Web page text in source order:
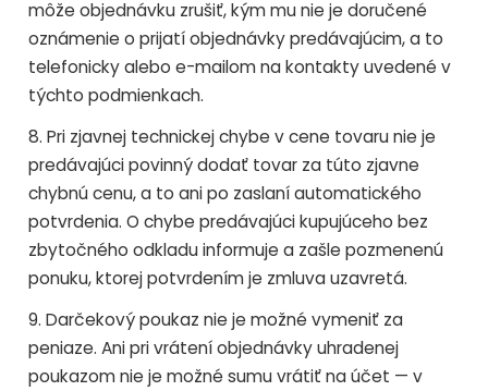
môže objednávku zrušiť, kým mu nie je doručené
oznámenie o prijatí objednávky predávajúcim, a to
telefonicky alebo e-mailom na kontakty uvedené v
týchto podmienkach.
8. Pri zjavnej technickej chybe v cene tovaru nie je
predávajúci povinný dodať tovar za túto zjavne
chybnú cenu, a to ani po zaslaní automatického
potvrdenia. O chybe predávajúci kupujúceho bez
zbytočného odkladu informuje a zašle pozmenenú
ponuku, ktorej potvrdením je zmluva uzavretá.
9. Darčekový poukaz nie je možné vymeniť za
peniaze. Ani pri vrátení objednávky uhradenej
poukazom nie je možné sumu vrátiť na účet — v